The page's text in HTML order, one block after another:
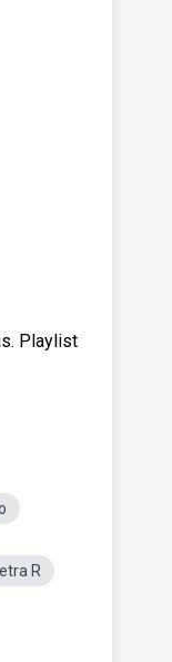
Playlist
R